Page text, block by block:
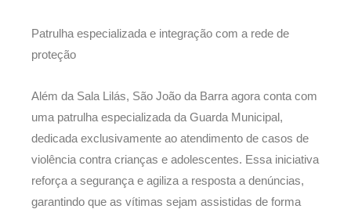
Patrulha especializada e integração com a rede de
proteção
Além da Sala Lilás, São João da Barra agora conta com
uma patrulha especializada da Guarda Municipal,
dedicada exclusivamente ao atendimento de casos de
violência contra crianças e adolescentes. Essa iniciativa
reforça a segurança e agiliza a resposta a denúncias,
garantindo que as vítimas sejam assistidas de forma